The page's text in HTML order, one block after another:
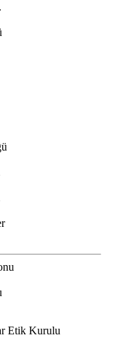
Etik Kurulu